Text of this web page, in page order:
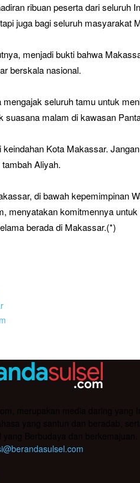
ribuan peserta dari seluruh
juga bagi seluruh masyarakat
menjadi bukti bahwa
berskala nasional.
mengajak seluruh tamu untuk
suasana malam di kawasan
keindahan Kota Makassar.
tambah Aliyah.
di bawah kepemimpinan
menyatakan komitmennya
berada di Makassar.(*)